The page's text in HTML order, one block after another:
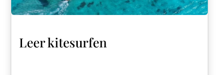
Leer kitesurfen